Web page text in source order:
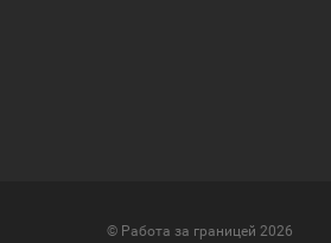
© Работа за границей 2026